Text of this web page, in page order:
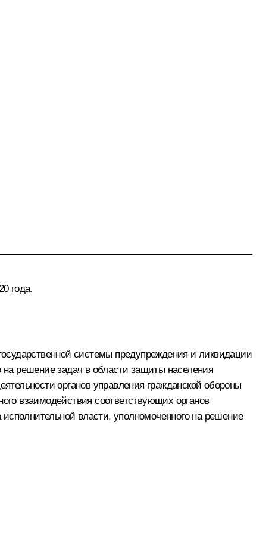
года.
системы предупреждения и ликвидации
на решение задач в области защиты населения
органов управления гражданской обороны
взаимодействия соответствующих органов
власти, уполномоченного на решение